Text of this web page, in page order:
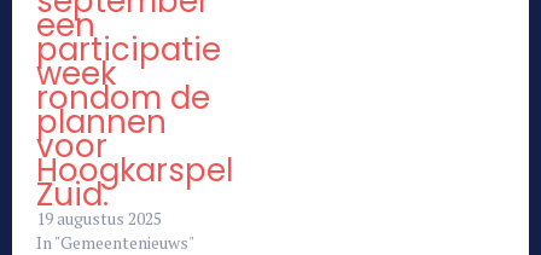
een
participatie
week
rondom de
plannen
voor
Hoogkarspel
Zuid.
19 augustus 2025
In "Gemeentenieuws"